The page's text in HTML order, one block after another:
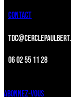
CONTACT
06 02 55 11 28
ABONNEZ-VOUS